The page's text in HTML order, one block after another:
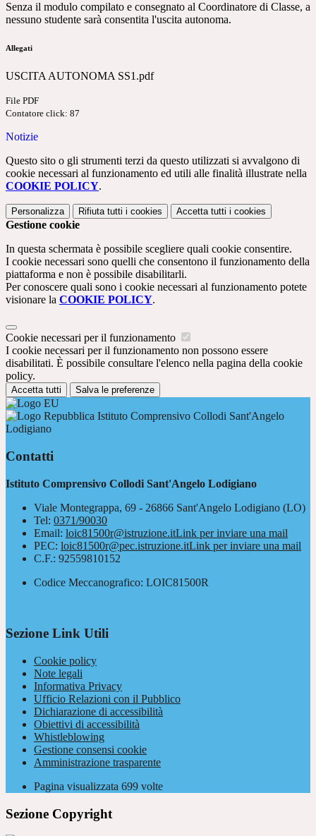
Senza il modulo compilato e consegnato al Coordinatore di Classe, a
nessuno studente sarà consentita l'uscita autonoma.
Allegati
USCITA AUTONOMA SS1.pdf
File PDF
Contatore click: 87
Notizie
Questo sito o gli strumenti terzi da questo utilizzati si avvalgono di
cookie necessari al funzionamento ed utili alle finalità illustrate nella
COOKIE POLICY.
Personalizza Rifiuta tutti i cookies Accetta tutti i cookies
Gestione cookie
In questa schermata è possibile scegliere quali cookie consentire.
I cookie necessari sono quelli che consentono il funzionamento della
piattaforma e non è possibile disabilitarli.
Per conoscere quali sono i cookie necessari al funzionamento potete
visionare la COOKIE POLICY.
Cookie necessari per il funzionamento
I cookie necessari per il funzionamento non possono essere
disabilitati. È possibile consultare l'elenco nella pagina della cookie
policy.
Accetta tutti Salva le preferenze
Istituto Comprensivo Collodi Sant'Angelo
Lodigiano
Contatti
Istituto Comprensivo Collodi Sant'Angelo Lodigiano
Viale Montegrappa, 69 - 26866 Sant'Angelo Lodigiano (LO)
Tel: 0371/90030
Email: loic81500r@istruzione.itLink per inviare una mail
PEC: loic81500r@pec.istruzione.itLink per inviare una mail
C.F.: 92559810152
Codice Meccanografico: LOIC81500R
Sezione Link Utili
Cookie policy
Note legali
Informativa Privacy
Ufficio Relazioni con il Pubblico
Dichiarazione di accessibilità
Obiettivi di accessibilità
Whistleblowing
Gestione consensi cookie
Amministrazione trasparente
Pagina visualizzata 699 volte
Sezione Copyright